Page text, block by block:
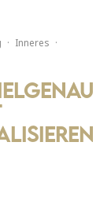
· Inneres ·